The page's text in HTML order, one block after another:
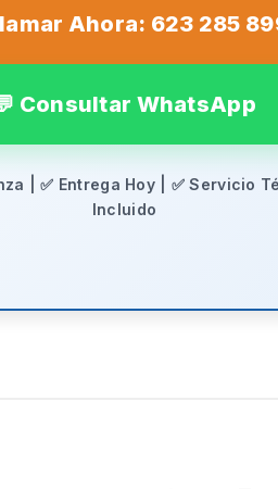
Ahora: 623 285
Consultar WhatsApp
| ✅ Entrega Hoy | ✅ Servicio
Incluido